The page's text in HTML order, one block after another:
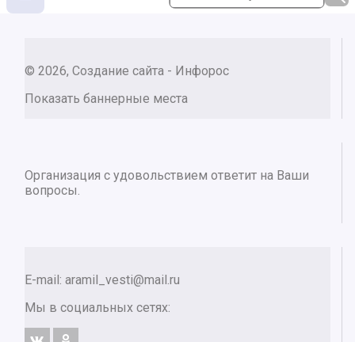
© 2026, Создание сайта - Инфорос
Показать баннерные места
Организация с удовольствием ответит на Ваши
вопросы.
E-mail: aramil_vesti@mail.ru
Мы в социальных сетях: